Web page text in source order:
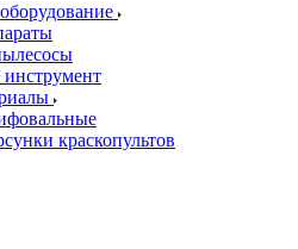
краскопультов